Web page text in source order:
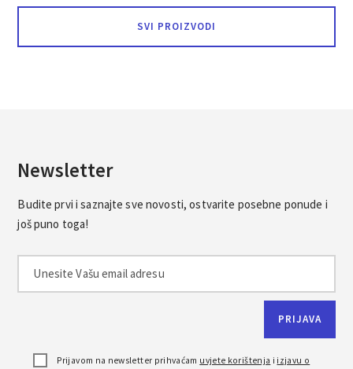
SVI PROIZVODI
Newsletter
Budite prvi i saznajte sve novosti, ostvarite posebne ponude i
još puno toga!
Prijavom na newsletter prihvaćam uvjete korištenja i izjavu o